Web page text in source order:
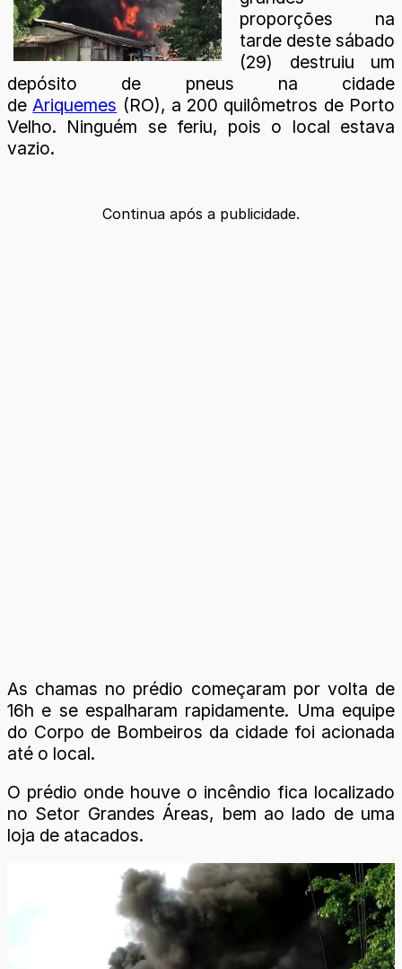
proporções na
tarde deste sábado
(29) destruiu um
depósito de pneus na cidade
de Ariquemes (RO), a 200 quilômetros de Porto
Velho. Ninguém se feriu, pois o local estava
vazio.
Continua após a publicidade.
As chamas no prédio começaram por volta de
16h e se espalharam rapidamente. Uma equipe
do Corpo de Bombeiros da cidade foi acionada
até o local.
O prédio onde houve o incêndio fica localizado
no Setor Grandes Áreas, bem ao lado de uma
loja de atacados.